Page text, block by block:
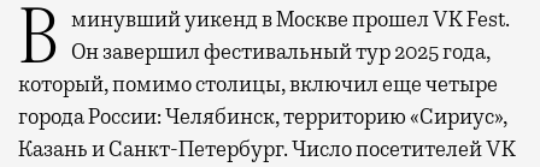
В минувший уикенд в Москве прошел VK Fest. Он завершил фестивальный тур 2025 года,
который, помимо столицы, включил еще четыре
города России: Челябинск, территорию «Сириус»,
Казань и Санкт-Петербург. Число посетителей VK